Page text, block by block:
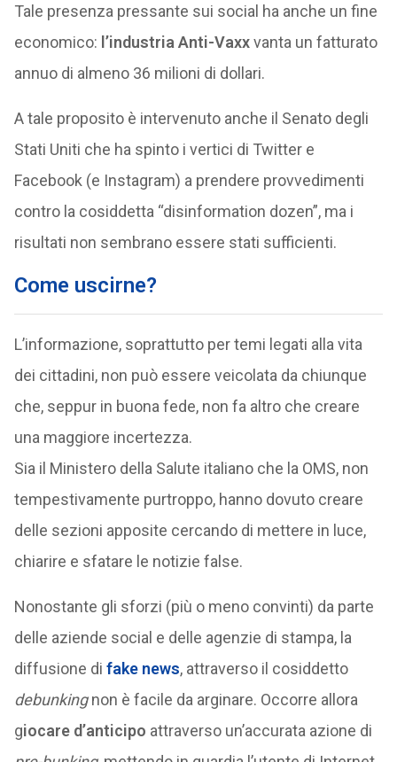
Tale presenza pressante sui social ha anche un fine
economico: l’industria Anti-Vaxxvanta un fatturato
annuo di almeno 36 milioni di dollari.
A tale proposito è intervenuto anche il Senato degli
Stati Uniti che ha spinto i vertici di Twitter e
Facebook (e Instagram) a prendere provvedimenti
contro la cosiddetta “disinformation dozen”, ma i
risultati non sembrano essere stati sufficienti.
Come uscirne?
L’informazione, soprattutto per temi legati alla vita
dei cittadini, non può essere veicolata da chiunque
che, seppur in buona fede, non fa altro che creare
una maggiore incertezza.
Sia il Ministero della Salute italiano che la OMS, non
tempestivamente purtroppo, hanno dovuto creare
delle sezioni apposite cercando di mettere in luce,
chiarire e sfatare le notizie false.
Nonostante gli sforzi (più o meno convinti) da parte
delle aziende social e delle agenzie di stampa, la
diffusione di fake news, attraverso il cosiddetto
debunkingnon è facile da arginare. Occorre allora
giocare d’anticipo attraverso un’accurata azione di